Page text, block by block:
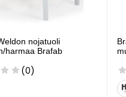
nojatuoli
harmaa Brafab
(0)